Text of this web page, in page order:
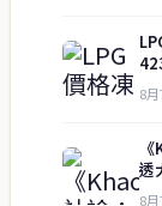
8
透
8